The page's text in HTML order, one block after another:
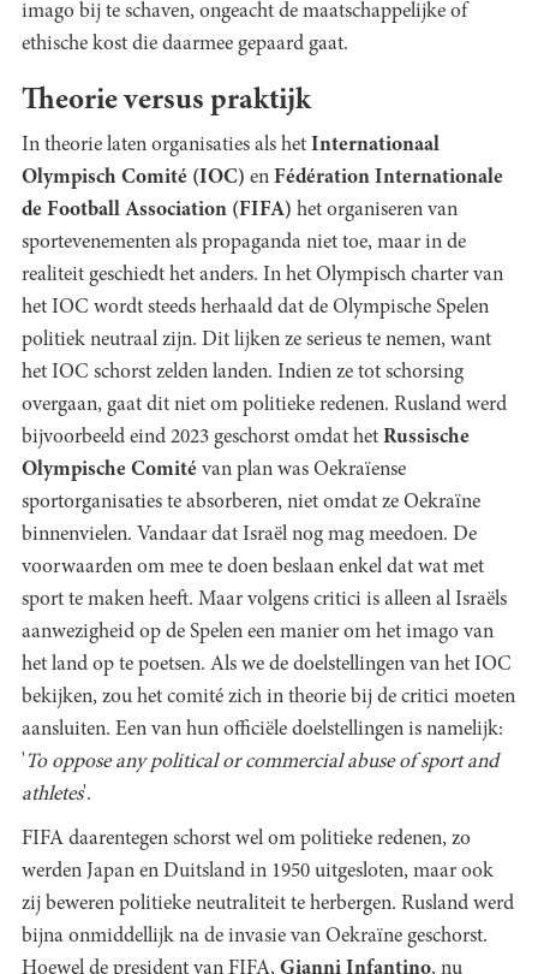
imago bij te schaven, ongeacht de maatschappelijke of
ethische kost die daarmee gepaard gaat.
Theorie versus praktijk
In theorie laten organisaties als het Internationaal
Olympisch Comité (IOC) en Fédération Internationale
de Football Association (FIFA) het organiseren van
sportevenementen als propaganda niet toe, maar in de
realiteit geschiedt het anders. In het Olympisch charter van
het IOC wordt steeds herhaald dat de Olympische Spelen
politiek neutraal zijn. Dit lijken ze serieus te nemen, want
het IOC schorst zelden landen. Indien ze tot schorsing
overgaan, gaat dit niet om politieke redenen. Rusland werd
bijvoorbeeld eind 2023 geschorst omdat het Russische
Olympische Comité van plan was Oekraïense
sportorganisaties te absorberen, niet omdat ze Oekraïne
binnenvielen. Vandaar dat Israël nog mag meedoen. De
voorwaarden om mee te doen beslaan enkel dat wat met
sport te maken heeft. Maar volgens critici is alleen al Israëls
aanwezigheid op de Spelen een manier om het imago van
het land op te poetsen. Als we de doelstellingen van het IOC
bekijken, zou het comité zich in theorie bij de critici moeten
aansluiten. Een van hun officiële doelstellingen is namelijk:
'To oppose any political or commercial abuse of sport and
athletes'.
FIFA daarentegen schorst wel om politieke redenen, zo
werden Japan en Duitsland in 1950 uitgesloten, maar ook
zij beweren politieke neutraliteit te herbergen. Rusland werd
bijna onmiddellijk na de invasie van Oekraïne geschorst.
Hoewel de president van FIFA, Gianni Infantino, nu